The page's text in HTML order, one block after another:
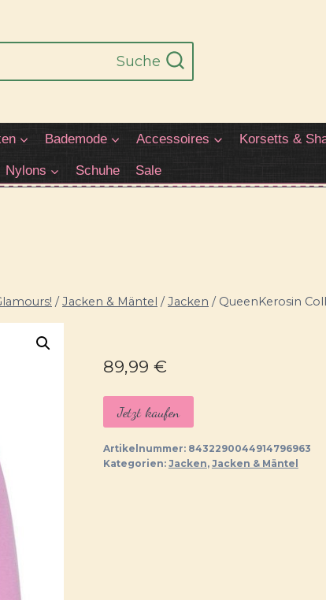
Suche
Bademode Accessoires Korsetts &
Nylons Schuhe Sale
/ Jacken & Mäntel / Jacken / QueenKerosin
89,99 €
Jetzt kaufen
Artikelnummer: 8432290044914796963
Kategorien: Jacken, Jacken & Mäntel